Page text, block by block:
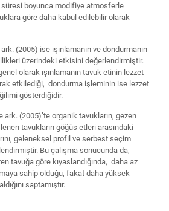
boyunca modifiye atmosferle
göre daha kabul edilebilir olarak
(2005) ise ışınlamanın ve dondurmanın
üzerindeki etkisini değerlendirmiştir.
olarak ışınlamanın tavuk etinin lezzet
etkilediği, dondurma işleminin ise lezzet
gösterdiğidir.
ark. (2005)’te organik tavukların, gezen
tavukların göğüs etleri arasındaki
geleneksel profil ve serbest seçim
Bu çalışma sonucunda da,
tavuğa göre kıyaslandığında, daha az
sahip olduğu, fakat daha yüksek
saptamıştır.